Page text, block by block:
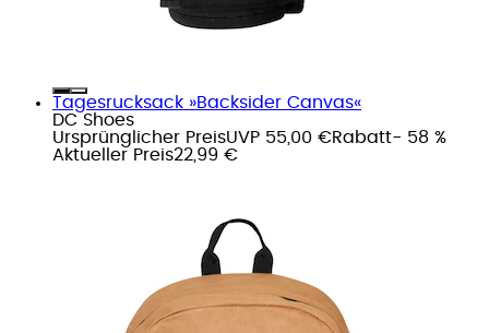
Tagesrucksack »Backsider Canvas«
DC Shoes
Ursprünglicher PreisUVP 55,00 €Rabatt- 58 %
Aktueller Preis22,99 €